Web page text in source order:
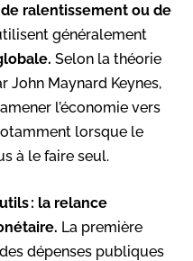
de ralentissement ou de
généralement
Selon la théorie
John Maynard Keynes,
l’économie vers
lorsque le
à le faire seul.
: la relance
La première
dépenses publiques